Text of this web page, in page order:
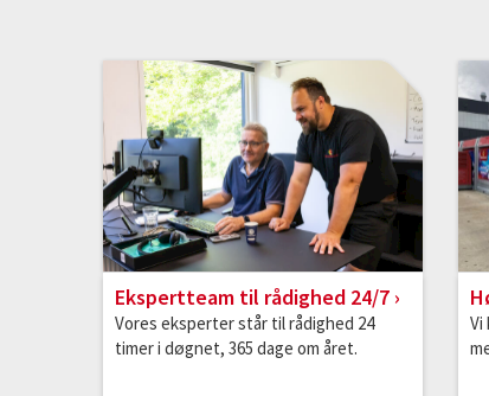
Ekspertteam til rådighed 24/7
Vores eksperter står til rådighed 24
timer i døgnet, 365 dage om året.
Vi